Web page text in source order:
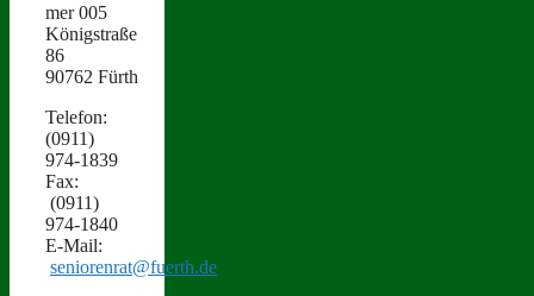
mer 005
Königstraße
86
90762 Fürth
Tele­fon:
(0911)
974‑1839
Fax:
(0911)
974‑1840
E‑Mail:
seniorenrat@fuerth.de